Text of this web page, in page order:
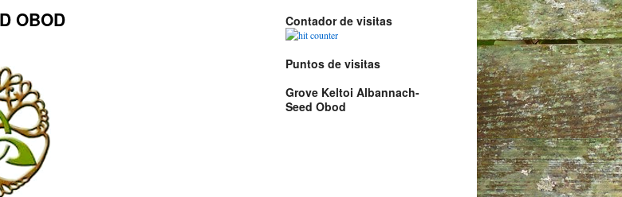
OBOD Contador de visitas
Puntos de visitas
Grove Keltoi Albannach-
Seed Obod